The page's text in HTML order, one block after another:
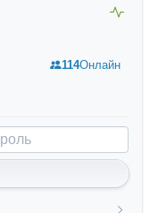
114Онлайн